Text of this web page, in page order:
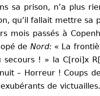
sa prison, n’a plus
qu’il fallait mettre sa
passés à
de Nord: « La
! » la C[roi]x
– Horreur ! Coups
de